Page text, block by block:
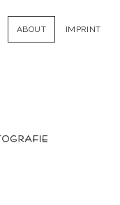
ABOUT IMPRINT